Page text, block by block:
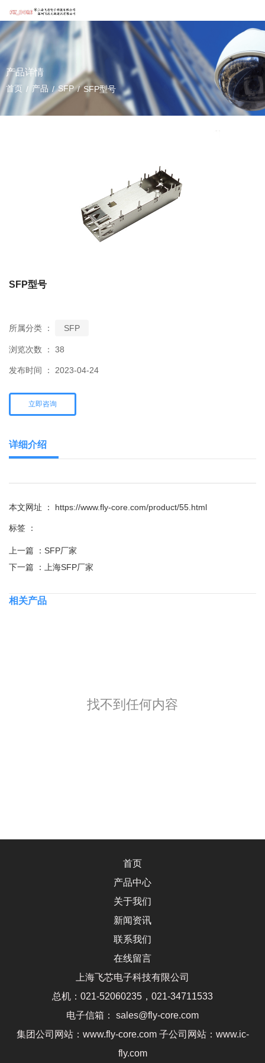
产品详情
首页 / 产品 /SFP /SFP型号
SFP型号
所属分类 ： SFP
浏览次数 ： 38
发布时间 ： 2023-04-24
立即咨询
详细介绍
本文网址 ： https://www.fly-core.com/product/55.html
标签 ：
上一篇 ： SFP厂家
下一篇 ：
上海SFP厂家
相关产品
找不到任何内容
首页
产品中心
关于我们
新闻资讯
联系我们
在线留言
上海飞芯电子科技有限公司
总机：021-52060235，021-34711533
电子信箱： sales@fly-core.com
集团公司网站：www.fly-core.com 子公司网站：www.ic-
fly.com